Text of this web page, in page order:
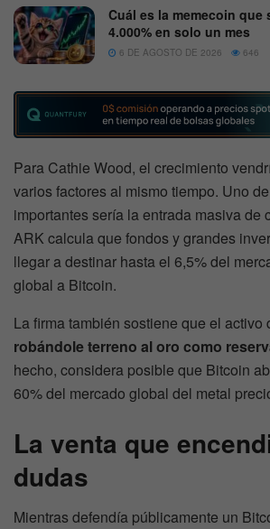
Cuál es la memecoin que
4.000% en solo un mes
6 DE AGOSTO DE 2026 646
Para Cathie Wood, el crecimiento
varios factores al mismo tiempo. Uno
importantes sería la entrada masiva de
ARK calcula que fondos y grandes
llegar a destinar hasta el 6,5% del
global a Bitcoin.
La firma también sostiene que el activo
robándole terreno al oro como
hecho, considera posible que Bitcoin
60% del mercado global del metal
La venta que
dudas
Mientras defendía públicamente un